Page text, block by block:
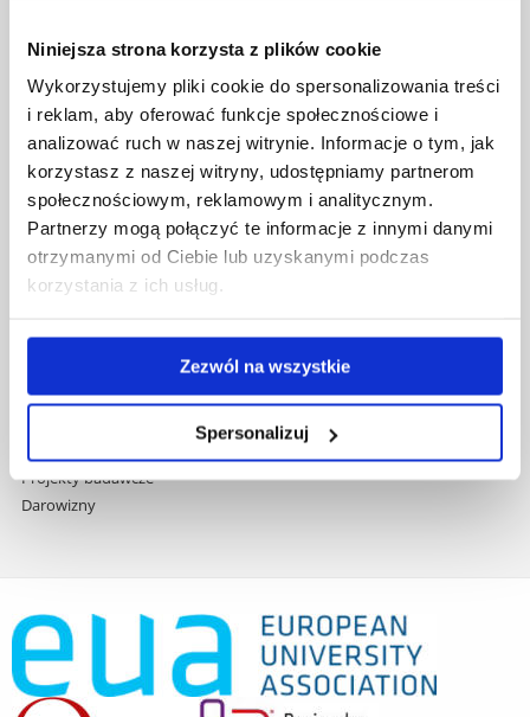
Niniejsza strona korzysta z plików cookie
Wykorzystujemy pliki cookie do spersonalizowania treści
i reklam, aby oferować funkcje społecznościowe i
analizować ruch w naszej witrynie. Informacje o tym, jak
korzystasz z naszej witryny, udostępniamy partnerom
społecznościowym, reklamowym i analitycznym.
Partnerzy mogą połączyć te informacje z innymi danymi
otrzymanymi od Ciebie lub uzyskanymi podczas
korzystania z ich usług.
Zezwól na wszystkie
Spersonalizuj
Pomiń
nawigację
przejdź
do
treści
Polityka prywatności
Biblioteka
Wydawnictwo
Covid info
Studia podyplomowe
Praca na UR
Zamówienia publiczne
Fundusze strukturalne
Projekty współfinansowane przez UE
Wynajem sal
Dane kontaktowe
Deklaracja dostępności cyfrowej
Projekty badawcze
Darowizny